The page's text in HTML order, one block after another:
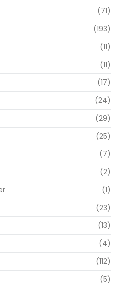
(71)
(193)
(11)
(11)
(17)
(24)
(29)
(25)
(7)
(2)
(1)
(23)
(13)
(4)
(112)
(5)